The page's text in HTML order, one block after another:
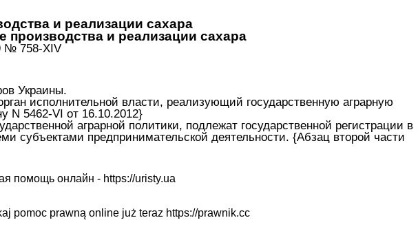
и реализации сахара
и реализации сахара
№ 758-XIV
Украины.
исполнительной власти, реализующий государственную аграрную
N 5462-VI от 16.10.2012}
аграрной политики, подлежат государственной регистрации в
субъектами предпринимательской деятельности. {Абзац второй части
помощь онлайн - https://uristy.ua
pomoc prawną online już teraz https://prawnik.cc